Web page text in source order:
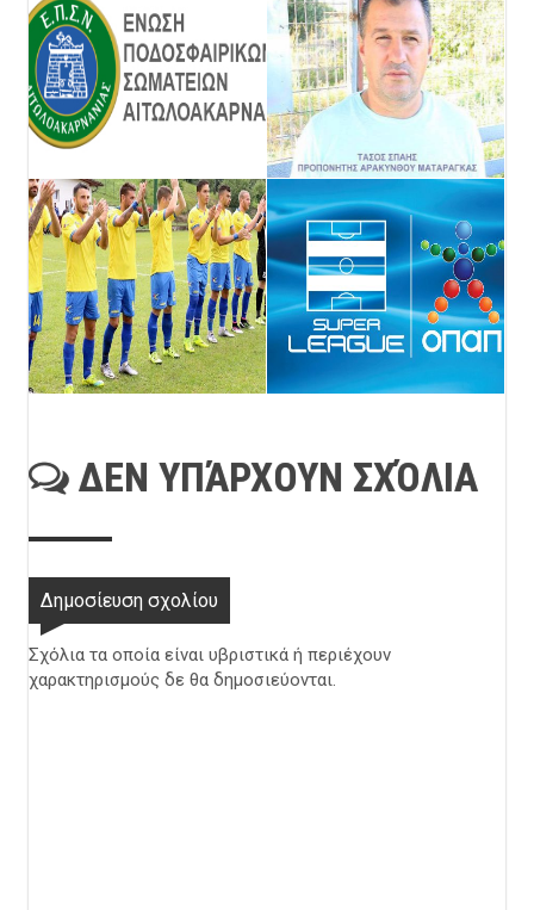
ΔΕΝ ΥΠΆΡΧΟΥΝ ΣΧΌΛΙΑ
Δημοσίευση σχολίου
Σχόλια τα οποία είναι υβριστικά ή περιέχουν
χαρακτηρισμούς δε θα δημοσιεύονται.